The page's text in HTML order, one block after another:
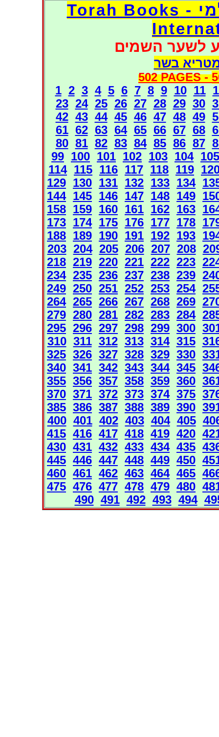
דפי אוצר הספרים העולמי - Torah Books
לשער השמים
בשר
502 PAGES -
1 2 3 4 5 6 7 8 9 10 11
23 24 25 26 27 28 29 30
42 43 44 45 46 47 48 49
61 62 63 64 65 66 67 68
80 81 82 83 84 85 86 87
99 100 101 102 103 104 105
114 115 116 117 118 119
129 130 131 132 133 134
144 145 146 147 148 149
158 159 160 161 162 163
173 174 175 176 177 178
188 189 190 191 192 193
203 204 205 206 207 208
218 219 220 221 222 223
234 235 236 237 238 239
249 250 251 252 253 254
264 265 266 267 268 269
279 280 281 282 283 284
295 296 297 298 299 300
310 311 312 313 314 315
325 326 327 328 329 330
340 341 342 343 344 345
355 356 357 358 359 360
370 371 372 373 374 375
385 386 387 388 389 390
400 401 402 403 404 405
415 416 417 418 419 420
430 431 432 433 434 435
445 446 447 448 449 450
460 461 462 463 464 465
475 476 477 478 479 480
490 491 492 493 494